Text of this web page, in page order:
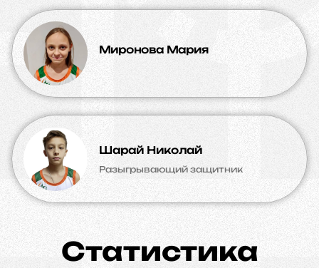
Миронова Мария
Шарай Николай
Разыгрывающий защитник
Статистика